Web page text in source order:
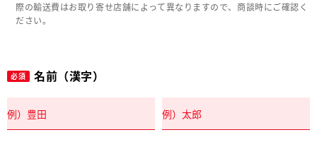
際の輸送費はお取り寄せ店舗によって異なりますので、商談時にご確認く
ださい。
必須 名前（漢字）